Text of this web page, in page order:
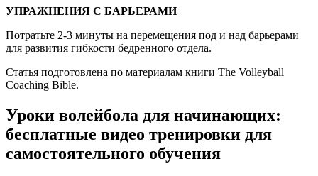
УПРАЖНЕНИЯ С БАРЬЕРАМИ
Потратьте 2-3 минуты на перемещения под и над барьерами
для развития гибкости бедренного отдела.
Статья подготовлена по материалам книги The Volleyball
Coaching Bible.
Уроки волейбола для начинающих:
бесплатные видео тренировки для
самостоятельного обучения